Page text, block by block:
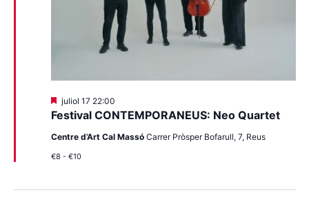
Festival CONTEMPORANEUS: Neo Quartet
Destacats
juliol 17 22:00
Centre d’Art Cal Massó Carrer Pròsper Bofarull, 7, Reus
€8 - €10